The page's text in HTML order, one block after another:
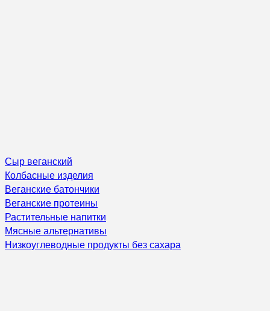
Сыр веганский
Колбасные изделия
Веганские батончики
Веганские протеины
Растительные напитки
Мясные альтернативы
Низкоуглеводные продукты без сахара